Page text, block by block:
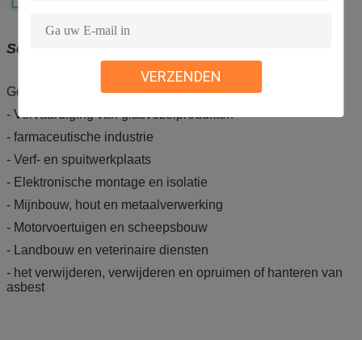
VERZENDEN
Solliciteer voor:
Gebouwbouw, ziekenhuis.
- Vervaardiging van glasvezelprodukten
- farmaceutische industrie
- Verf- en spuitwerkplaats
- Elektronische montage en isolatie
- Mijnbouw, hout en metaalverwerking
- Motorvoertuigen en scheepsbouw
- Landbouw en veterinaire diensten
- het verwijderen, verwijderen en opruimen of hanteren van
asbest